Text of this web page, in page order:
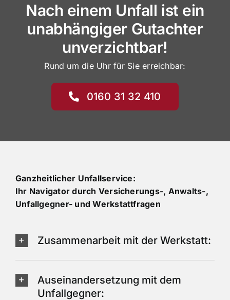
Nach einem Unfall ist ein
unabhängiger Gutachter
unverzichtbar!
Rund um die Uhr für Sie erreichbar:
0160 31 32 410
Ganzheitlicher Unfallservice:
Ihr Navigator durch Versicherungs-, Anwalts-,
Unfallgegner- und Werkstattfragen
Zusammenarbeit mit der Werkstatt:
Auseinandersetzung mit dem
Unfallgegner: